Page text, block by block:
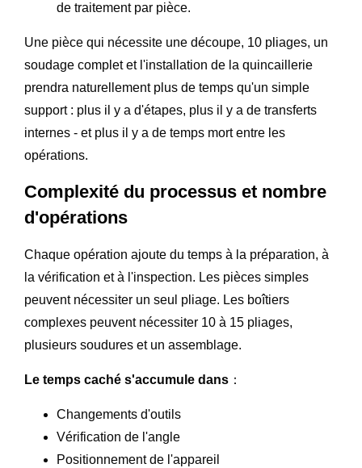
de traitement par pièce.
Une pièce qui nécessite une découpe, 10 pliages, un
soudage complet et l'installation de la quincaillerie
prendra naturellement plus de temps qu'un simple
support : plus il y a d'étapes, plus il y a de transferts
internes - et plus il y a de temps mort entre les
opérations.
Complexité du processus et nombre
d'opérations
Chaque opération ajoute du temps à la préparation, à
la vérification et à l'inspection. Les pièces simples
peuvent nécessiter un seul pliage. Les boîtiers
complexes peuvent nécessiter 10 à 15 pliages,
plusieurs soudures et un assemblage.
Le temps caché s'accumule dans ：
Changements d'outils
Vérification de l'angle
Positionnement de l'appareil